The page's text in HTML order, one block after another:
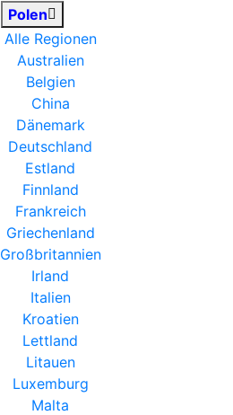
Polen
Alle Regionen
Australien
Belgien
China
Dänemark
Deutschland
Estland
Finnland
Frankreich
Griechenland
Großbritannien
Irland
Italien
Kroatien
Lettland
Litauen
Luxemburg
Malta